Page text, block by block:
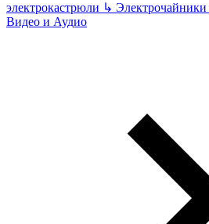
электрокастрюли ↳ Электрочайники
Видео и Аудио